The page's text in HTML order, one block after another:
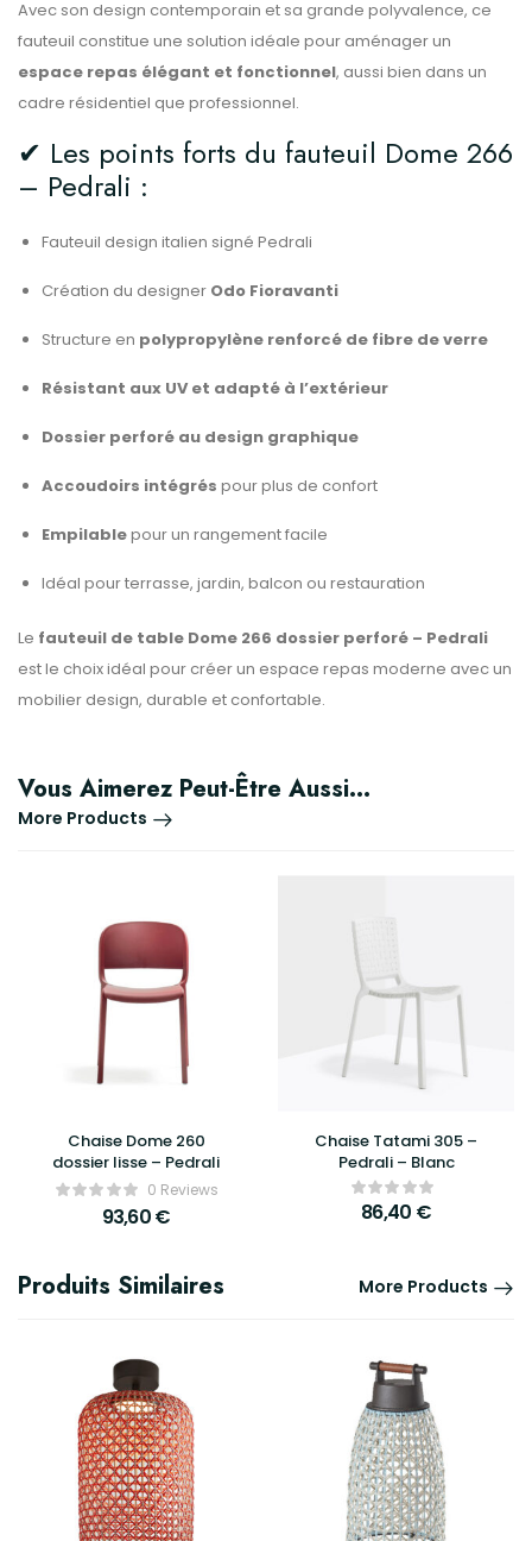
Avec son design contemporain et sa grande polyvalence, ce
fauteuil constitue une solution idéale pour aménager un
espace repas élégant et fonctionnel, aussi bien dans un
cadre résidentiel que professionnel.
✔ Les points forts du fauteuil Dome 266
– Pedrali :
Fauteuil design italien signé Pedrali
Création du designer Odo Fioravanti
Structure en polypropylène renforcé de fibre de verre
Résistant aux UV et adapté à l’extérieur
Dossier perforé au design graphique
Accoudoirs intégrés pour plus de confort
Empilablepour un rangement facile
Idéal pour terrasse, jardin, balcon ou restauration
Le fauteuil de table Dome 266 dossier perforé – Pedrali
est le choix idéal pour créer un espace repas moderne avec un
mobilier design, durable et confortable.
Vous Aimerez Peut-Être Aussi…
More Products
Chaise Dome 260
dossier lisse – Pedrali
0 Reviews
93,60€
Chaise Tatami 305 –
Pedrali – Blanc
86,40 €
Produits Similaires More Products